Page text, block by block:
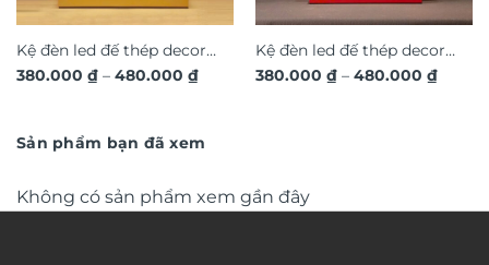
Kệ đèn led đế thép decor
tượng, mèo thần tài GS140
380.000 ₫ – 480.000 ₫Khoảng
480.000 ₫
Kệ đèn led đế thép decor
tượng, mèo thần tài GS139
380.000 ₫ – 480.000 ₫
Sản phẩm bạn đã xem
Không có sản phẩm xem gần đây